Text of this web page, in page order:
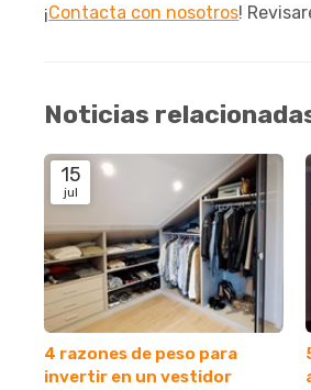
¡Contacta con nosotros!
Noticias
15
jul
4 razones de peso para
invertir en un vestidor